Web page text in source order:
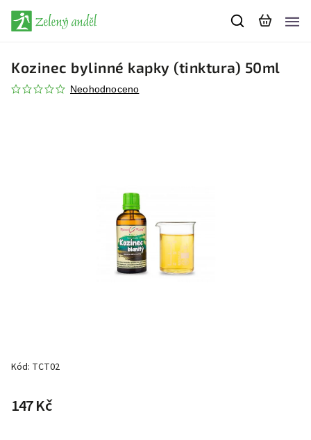
Kozinec bylinné kapky (tinktura) 50ml
Neohodnoceno
Kód: TCT02
147 Kč